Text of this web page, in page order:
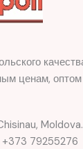
ценам, оптом
Moldova.
79255276